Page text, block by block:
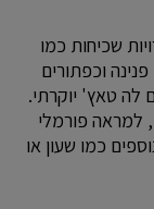
שכיחות כמו
וכפתורים
לה טאץ' יוקרתי.
למראה פורמלי
כמו שעון או